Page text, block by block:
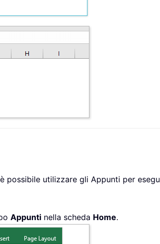
possibile utilizzare gli Appunti per
Appunti nella scheda Home.